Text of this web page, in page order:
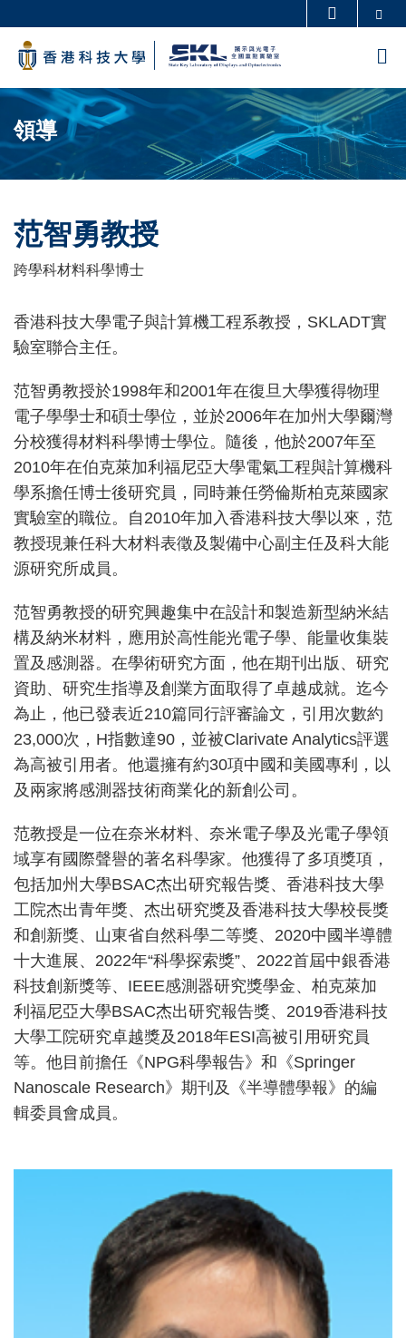
main
content
科大新聞 學術部門索引
校園地圖及指南 工作@科大
教授簡錄 認識科大
Sections
領導
Text
Area
范智勇教授
跨學科材料科學博士
Left
Column
Text
Area
香港科技大學電子與計算機工程系教授，SKLADT實
驗室聯合主任。
范智勇教授於1998年和2001年在復旦大學獲得物理
電子學學士和碩士學位，並於2006年在加州大學爾灣
分校獲得材料科學博士學位。隨後，他於2007年至
2010年在伯克萊加利福尼亞大學電氣工程與計算機科
學系擔任博士後研究員，同時兼任勞倫斯柏克萊國家
實驗室的職位。自2010年加入香港科技大學以來，范
教授現兼任科大材料表徵及製備中心副主任及科大能
源研究所成員。
范智勇教授的研究興趣集中在設計和製造新型納米結
構及納米材料，應用於高性能光電子學、能量收集裝
置及感測器。在學術研究方面，他在期刊出版、研究
資助、研究生指導及創業方面取得了卓越成就。迄今
為止，他已發表近210篇同行評審論文，引用次數約
23,000次，H指數達90，並被Clarivate Analytics評選
為高被引用者。他還擁有約30項中國和美國專利，以
及兩家將感測器技術商業化的新創公司。
范教授是一位在奈米材料、奈米電子學及光電子學領
域享有國際聲譽的著名科學家。他獲得了多項獎項，
包括加州大學BSAC杰出研究報告獎、香港科技大學
工院杰出青年獎、杰出研究獎及香港科技大學校長獎
和創新獎、山東省自然科學二等獎、2020中國半導體
十大進展、2022年“科學探索獎”、2022首屆中銀香港
科技創新獎等、IEEE感測器研究獎學金、柏克萊加
利福尼亞大學BSAC杰出研究報告獎、2019香港科技
大學工院研究卓越獎及2018年ESI高被引用研究員
等。他目前擔任《NPG科學報告》和《Springer
Nanoscale Research》期刊及《半導體學報》的編
輯委員會成員。